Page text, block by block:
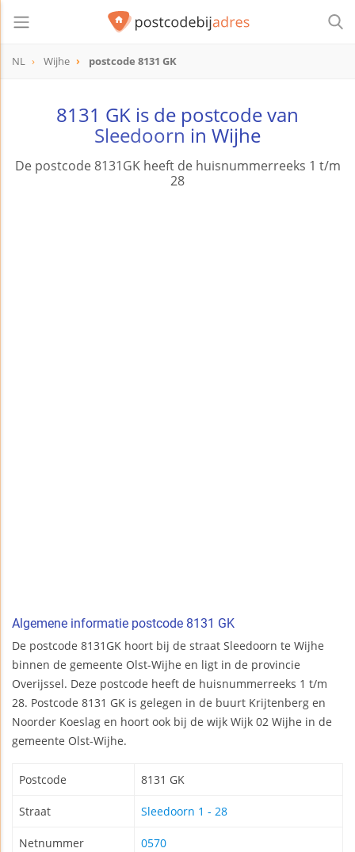
NL Wijhe postcode 8131 GK
8131 GK is de postcode van
Sleedoorn in Wijhe
De postcode 8131GK heeft de huisnummerreeks 1 t/m
28
Algemene informatie postcode 8131 GK
De postcode 8131GK hoort bij de straat Sleedoorn te Wijhe
binnen de gemeente Olst-Wijhe en ligt in de provincie
Overijssel. Deze postcode heeft de huisnummerreeks 1 t/m
28. Postcode 8131 GK is gelegen in de buurt Krijtenberg en
Noorder Koeslag en hoort ook bij de wijk Wijk 02 Wijhe in de
gemeente Olst-Wijhe.
Postcode 8131 GK
Straat Sleedoorn 1 - 28
Netnummer 0570